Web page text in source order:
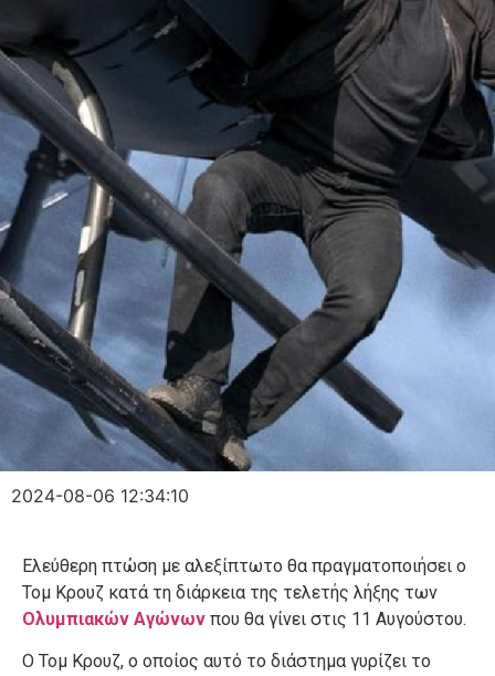
2024-08-06 12:34:10
Ελεύθερη πτώση με αλεξίπτωτο θα πραγματοποιήσει ο
Τομ Κρουζ κατά τη διάρκεια της τελετής λήξης των
Ολυμπιακών Αγώνων που θα γίνει στις 11 Αυγούστου.
Ο Τομ Κρουζ, ο οποίος αυτό το διάστημα γυρίζει το